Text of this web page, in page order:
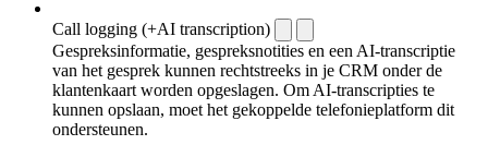
Call logging (+AI transcription)
Gespreksinformatie, gespreksnotities en een AI-transcriptie
van het gesprek kunnen rechtstreeks in je CRM onder de
klantenkaart worden opgeslagen. Om AI-transcripties te
kunnen opslaan, moet het gekoppelde telefonieplatform dit
ondersteunen.